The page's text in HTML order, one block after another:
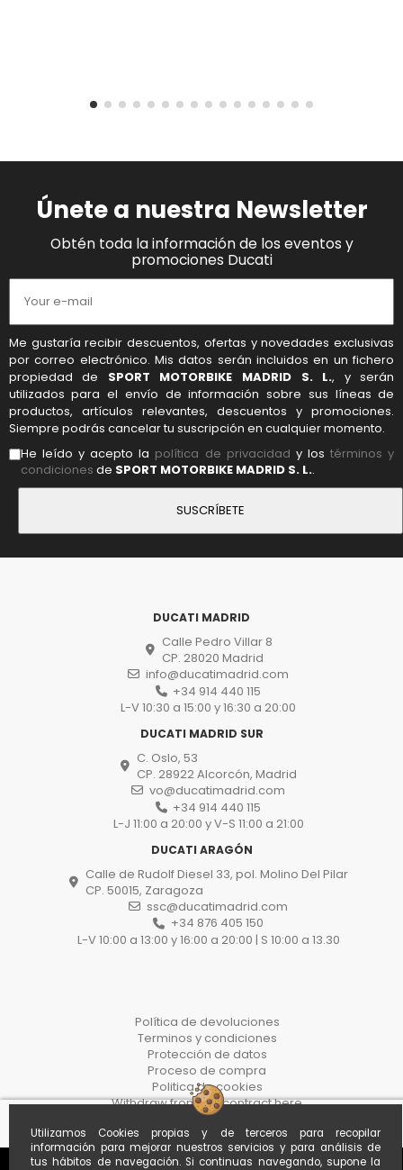
Utilizamos Cookies propias y de terceros para recopilar
información para mejorar nuestros servicios y para análisis de
tus hábitos de navegación. Si continuas navegando, supone la
Únete a nuestra Newsletter
Obtén toda la información de los eventos y
promociones Ducati
Me gustaría recibir descuentos, ofertas y novedades exclusivas
por correo electrónico. Mis datos serán incluidos en un fichero
propiedad de SPORT MOTORBIKE MADRID S. L., y serán
utilizados para el envío de información sobre sus líneas de
productos, artículos relevantes, descuentos y promociones.
Siempre podrás cancelar tu suscripción en cualquier momento.
He leído y acepto la política de privacidad y lostérminos y
condiciones de SPORT MOTORBIKE MADRID S. L..
DUCATI MADRID
Calle Pedro Villar 8
CP. 28020 Madrid
info@ducatimadrid.com
+34 914 440 115
L-V 10:30 a 15:00 y 16:30 a 20:00
DUCATI MADRID SUR
C. Oslo, 53
CP. 28922 Alcorcón, Madrid
vo@ducatimadrid.com
+34 914 440 115
L-J 11:00 a 20:00 y V-S 11:00 a 21:00
DUCATI ARAGÓN
Calle de Rudolf Diesel 33, pol. Molino Del Pilar
CP. 50015, Zaragoza
ssc@ducatimadrid.com
+34 876 405 150
L-V 10:00 a 13:00 y 16:00 a 20:00 | S 10:00 a 13.30
Política de devoluciones
Terminos y condiciones
Protección de datos
Proceso de compra
Politica de cookies
Withdraw from the contract here